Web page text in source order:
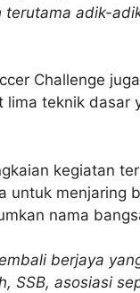
adik-
Challenge juga
lima teknik dasar
kegiatan
untuk menjaring
nama
berjaya
SSB, asosiasi